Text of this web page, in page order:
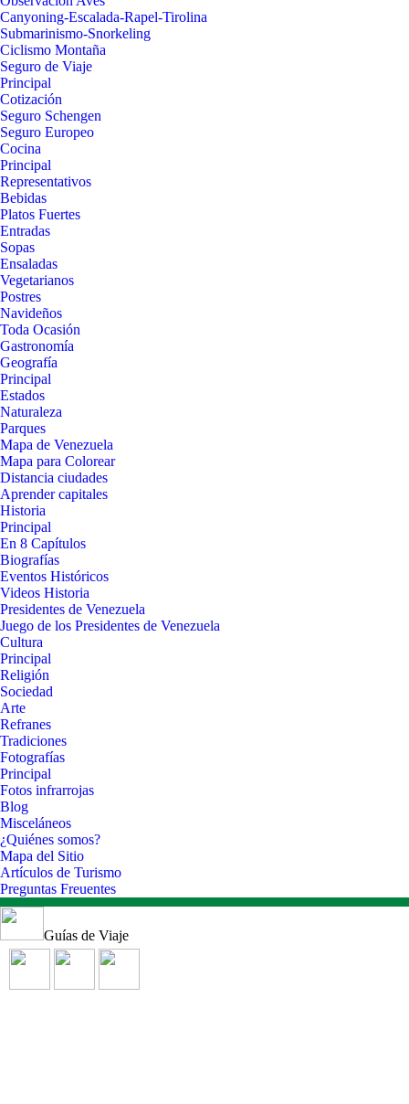
Canyoning-Escalada-Rapel-Tirolina
Submarinismo-Snorkeling
Ciclismo Montaña
Seguro de Viaje
Principal
Cotización
Seguro Schengen
Seguro Europeo
Cocina
Principal
Representativos
Bebidas
Platos Fuertes
Entradas
Sopas
Ensaladas
Vegetarianos
Postres
Navideños
Toda Ocasión
Gastronomía
Geografía
Principal
Estados
Naturaleza
Parques
Mapa de Venezuela
Mapa para Colorear
Distancia ciudades
Aprender capitales
Historia
Principal
En 8 Capítulos
Biografías
Eventos Históricos
Videos Historia
Presidentes de Venezuela
Juego de los Presidentes de Venezuela
Cultura
Principal
Religión
Sociedad
Arte
Refranes
Tradiciones
Fotografías
Principal
Fotos infrarrojas
Blog
Misceláneos
¿Quiénes somos?
Mapa del Sitio
Artículos de Turismo
Preguntas Freuentes
Guías de Viaje